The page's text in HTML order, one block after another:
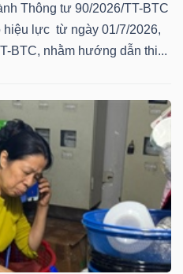
Thông tư 90/2026/TT-BTC
hiệu lực từ ngày 01/7/2026,
BTC, nhằm hướng dẫn thi...
số Chứng chỉ quỹ Chứng
Người liên quan Cổ đông lớn